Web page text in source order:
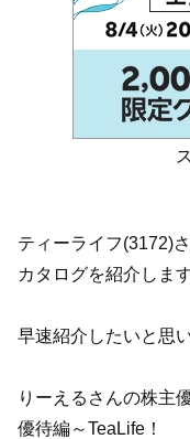
ティーライフ(3172)
カタログを紹介します
早速紹介したいと思
りーえるさんの株主
優待編～TeaLife！